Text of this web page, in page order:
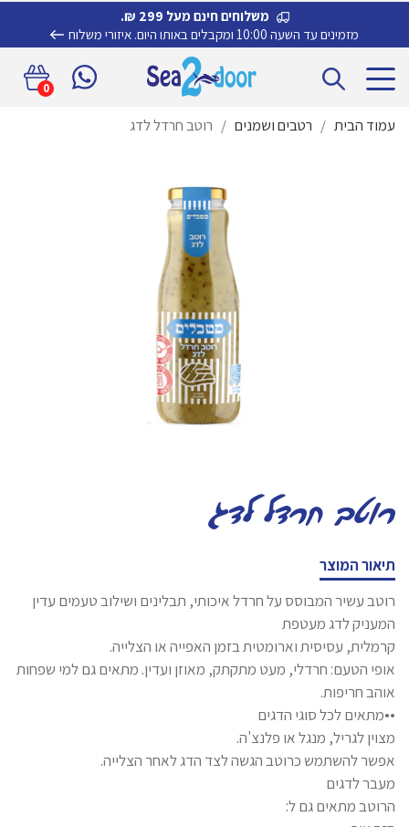
משלוחים חינם מעל 299 ₪.
מזמינים עד השעה 10:00 ומקבלים באותו היום.
איזורי משלוח
דלג
לניווט
לדלג
לתוכן
0
עמוד הבית / רטבים ושמנים / רוטב חרדל לדג
רוטב חרדל לדג
תיאור המוצר
רוטב עשיר המבוסס על חרדל איכותי, תבלינים ושילוב טעמים עדין
המעניק לדג מעטפת
קרמלית, עסיסית וארומטית בזמן האפייה או הצלייה.
אופי הטעם: חרדלי, מעט מתקתק, מאוזן ועדין. מתאים גם למי שפחות
אוהב חריפות.
••מתאים לכל סוגי הדגים
מצוין לגריל, מנגל או פלנצ'ה.
אפשר להשתמש כרוטב הגשה לצד הדג לאחר הצלייה.
מעבר לדגים
הרוטב מתאים גם ל: